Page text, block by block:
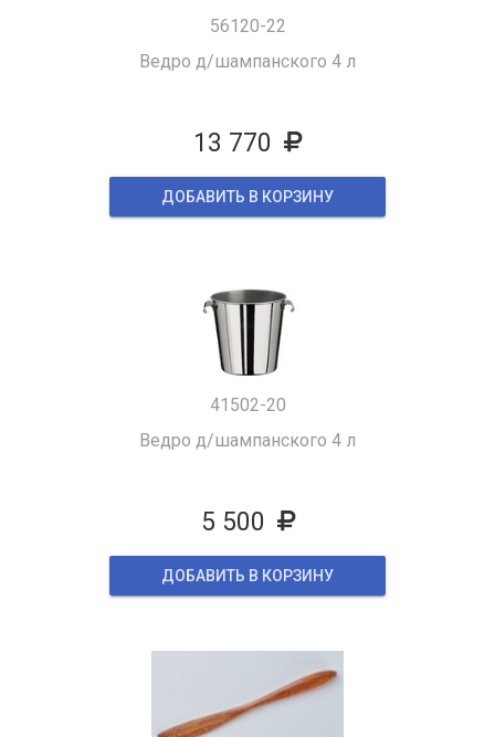
56120-22
Ведро д/шампанского 4 л
13 770
ДОБАВИТЬ В КОРЗИНУ
41502-20
Ведро д/шампанского 4 л
5 500
ДОБАВИТЬ В КОРЗИНУ